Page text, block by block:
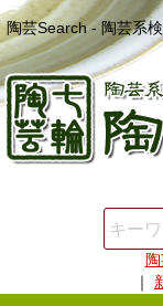
陶芸Search - 陶芸系